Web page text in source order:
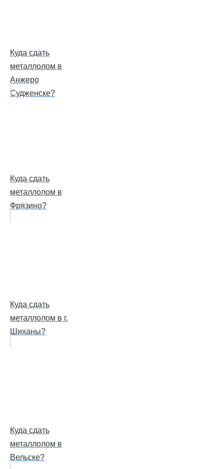
Куда сдать
металлолом в
Анжеро
Судженске?
Куда сдать
металлолом в
Фрязино?
Куда сдать
металлолом в г.
Шиханы?
Куда сдать
металлолом в
Вельске?